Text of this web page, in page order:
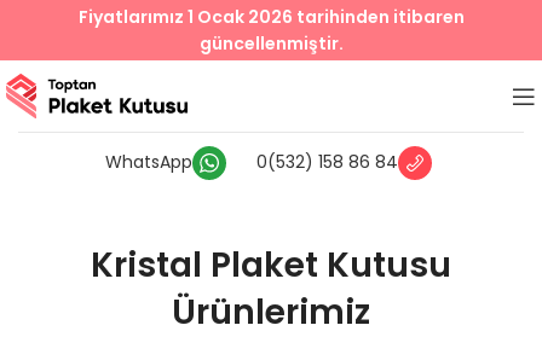
WhatsApp 0(532) 158 86 84
Kristal Plaket Kutusu
Ürünlerimiz
Fiyatlarımız 1 Ocak 2026 tarihinden itibaren
güncellenmiştir.